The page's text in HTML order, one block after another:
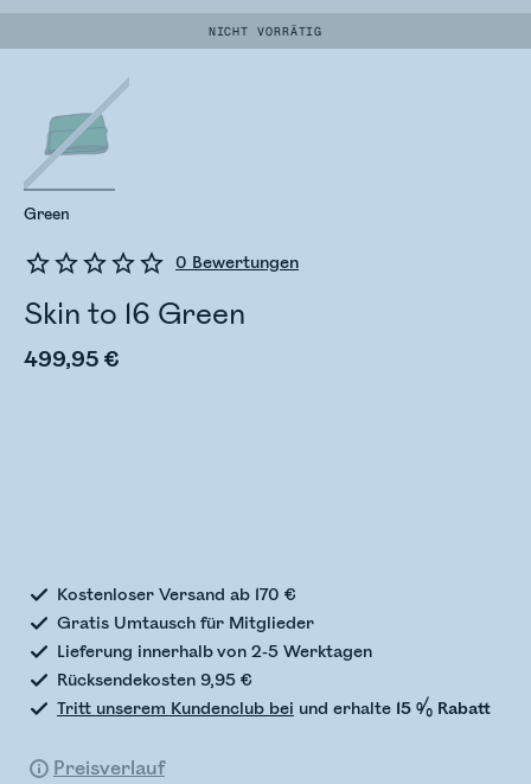
NICHT VORRÄTIG
0 Bewertungen
Skin to 16 Green
499,95 €
Green
Kostenloser Versand ab 170 €
Gratis Umtausch für Mitglieder
Lieferung innerhalb von 2-5 Werktagen
Rücksendekosten 9,95 €
Tritt unserem Kundenclub bei und erhalte 15 % Rabatt
Preisverlauf